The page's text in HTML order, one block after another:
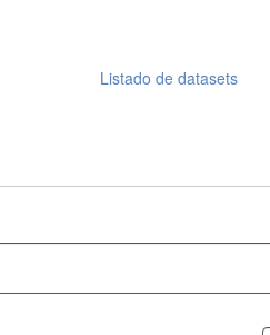
Listado de datasets